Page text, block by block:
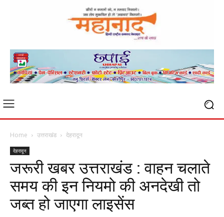
Home उत्तराखंड देहरादून
देहरादून
जरूरी खबर उत्तराखंड : वाहन चलाते
समय की इन नियमो की अनदेखी तो
जब्त हो जाएगा लाइसेंस